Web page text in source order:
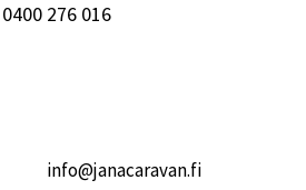
0400 276 016
info@janacaravan.fi